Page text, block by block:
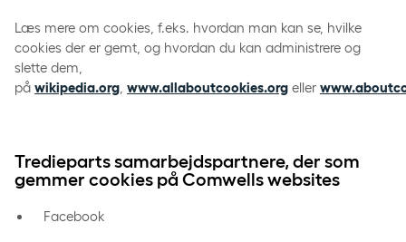
Læs mere om cookies, f.eks. hvordan man kan se, hvilke
cookies der er gemt, og hvordan du kan administrere og
slette dem,
på wikipedia.org www.allaboutcookies.org eller
Tredieparts samarbejdspartnere, der som
gemmer cookies på Comwells websites
Facebook